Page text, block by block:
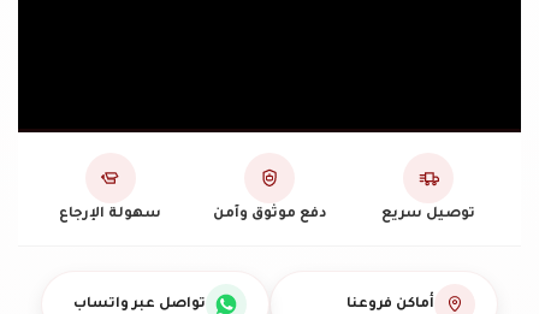
تجربة
مشكاتي
توصيل سريع دفع موثوق وآمن سهولة الإرجاع
أماكن فروعنا تواصل عبر واتساب